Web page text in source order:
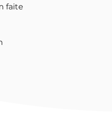
faite